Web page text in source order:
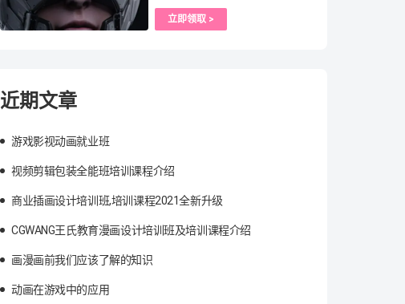
立即领取 >
近期文章
游戏影视动画就业班
视频剪辑包装全能班培训课程介绍
商业插画设计培训班,培训课程2021全新升级
CGWANG王氏教育漫画设计培训班及培训课程介绍
画漫画前我们应该了解的知识
动画在游戏中的应用